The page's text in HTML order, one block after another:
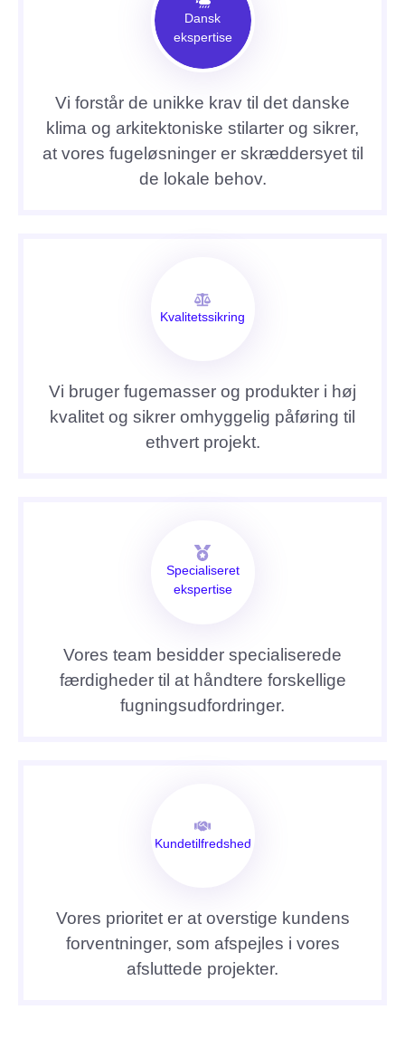
Dansk
ekspertise
Vi forstår de unikke krav til det danske
klima og arkitektoniske stilarter og sikrer,
at vores fugeløsninger er skræddersyet til
de lokale behov.
Kvalitetssikring
Vi bruger fugemasser og produkter i høj
kvalitet og sikrer omhyggelig påføring til
ethvert projekt.
Specialiseret
ekspertise
Vores team besidder specialiserede
færdigheder til at håndtere forskellige
fugningsudfordringer.
Kundetilfredshed
Vores prioritet er at overstige kundens
forventninger, som afspejles i vores
afsluttede projekter.